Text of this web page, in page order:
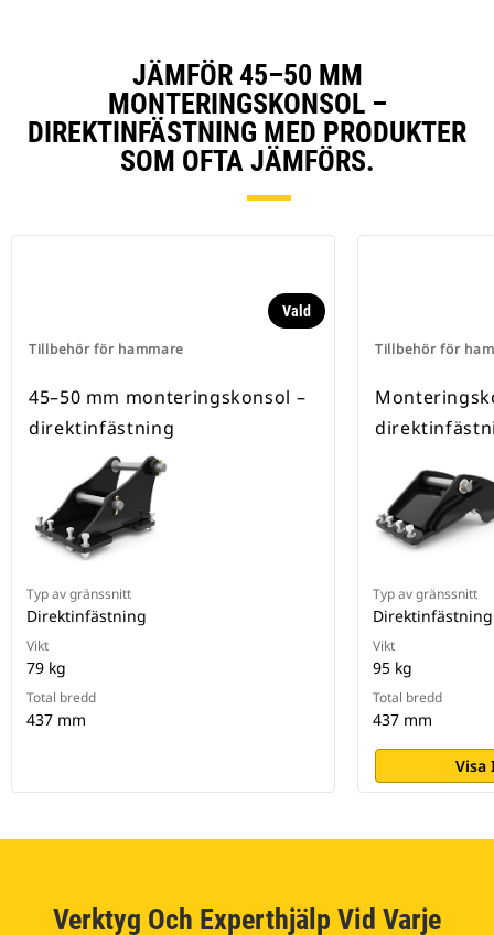
JÄMFÖR 45–50 MM
MONTERINGSKONSOL –
DIREKTINFÄSTNING MED PRODUKTER
SOM OFTA JÄMFÖRS.
Tillbehör för hammare
Vald
45–50 mm monteringskonsol –
direktinfästning
Typ av gränssnitt
Direktinfästning
Vikt
79 kg
Total bredd
437 mm
Tillbehör för
Typ av gränssnitt
Direktinfästning
Vikt
95 kg
Total bredd
437 mm
Visa
Verktyg Och Experthjälp Vid Varje